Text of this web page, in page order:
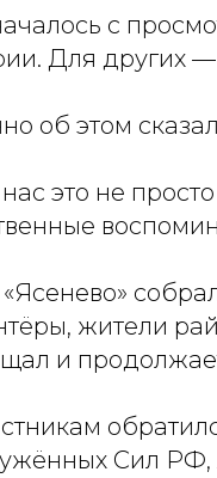
с
Для других
об этом
это не
жители
и
Сил РФ,